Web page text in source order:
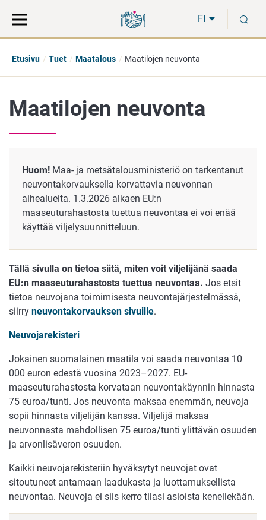
suoraan
sisältöön
koko
sivuston
FI
Etusivu Tuet Maatalous Maatilojen neuvonta
Maatilojen neuvonta
Huom! Maa- ja metsätalousministeriö on tarkentanut
neuvontakorvauksella korvattavia neuvonnan
aihealueita. 1.3.2026 alkaen EU:n
maaseuturahastosta tuettua neuvontaa ei voi enää
käyttää viljelysuunnitteluun.
Tällä sivulla on tietoa siitä, miten voit viljelijänä saada
EU:n maaseuturahastosta tuettua neuvontaa. Jos etsit
tietoa neuvojana toimimisesta neuvontajärjestelmässä,
siirry neuvontakorvauksen sivuille.
Neuvojarekisteri
Jokainen suomalainen maatila voi saada neuvontaa 10
000 euron edestä vuosina 2023–2027. EU-
maaseuturahastosta korvataan neuvontakäynnin hinnasta
75 euroa/tunti. Jos neuvonta maksaa enemmän, neuvoja
sopii hinnasta viljelijän kanssa. Viljelijä maksaa
neuvonnasta mahdollisen 75 euroa/tunti ylittävän osuuden
ja arvonlisäveron osuuden.
Kaikki neuvojarekisteriin hyväksytyt neuvojat ovat
sitoutuneet antamaan laadukasta ja luottamuksellista
neuvontaa. Neuvoja ei siis kerro tilasi asioista kenellekään.